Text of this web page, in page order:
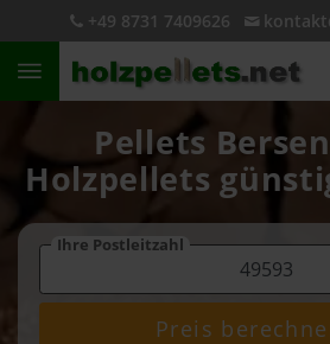
+49 8731 7409626
Pellets
Holzpellets
Ihre Postleitzahl
Preis